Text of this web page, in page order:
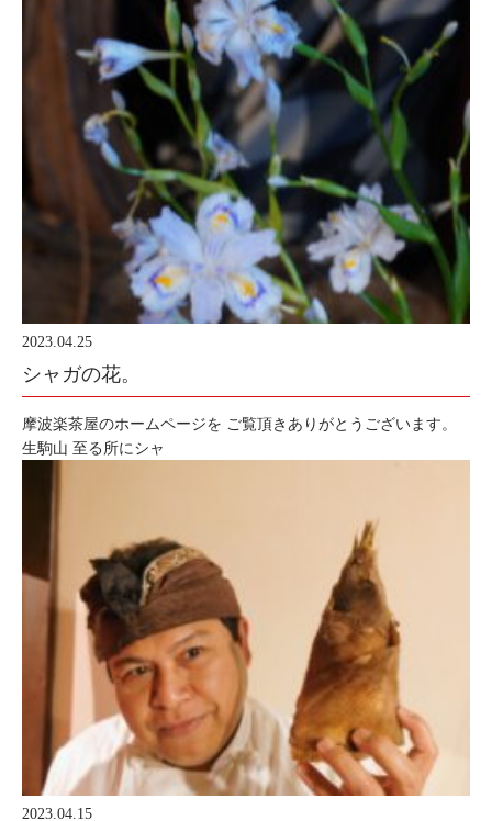
2023.04.25
シャガの花。
摩波楽茶屋のホームページを ご覧頂きありがとうございます。
生駒山 至る所にシャ
2023.04.15